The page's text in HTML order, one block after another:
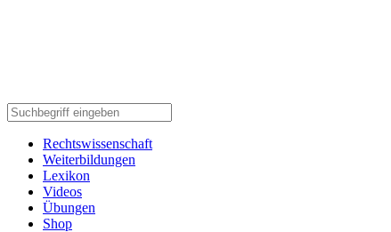
Rechtswissenschaft
Weiterbildungen
Lexikon
Videos
Übungen
Shop